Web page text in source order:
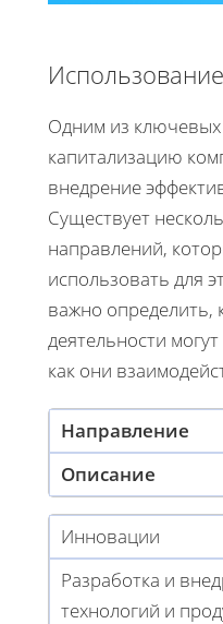
Одним из ключевых
капитализацию
внедрение
Существует
направлений,
использовать для
важно определить,
деятельности
как они
Направление
Описание
Инновации
Разработка и
технологий и